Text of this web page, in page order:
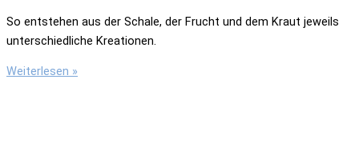
So entstehen aus der Schale, der Frucht und dem Kraut jeweils
unterschiedliche Kreationen.
Vegetarische
Weiterlesen »